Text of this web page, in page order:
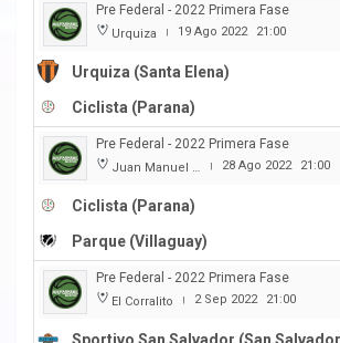
Pre Federal - 2022 Primera Fase
Urquiza | 19 Ago 2022 21:00
Urquiza (Santa Elena)
Ciclista (Parana)
Pre Federal - 2022 Primera Fase
Juan Manuel A. Baglietto | 28 Ago 2022 21:00
Ciclista (Parana)
Parque (Villaguay)
Pre Federal - 2022 Primera Fase
El Corralito | 2 Sep 2022 21:00